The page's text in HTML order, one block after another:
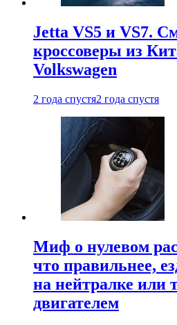
Jetta VS5 и VS7.
кроссоверы из
Volkswagen
2 года спустя2 года спустя
Миф о нулевом
что правильнее,
на нейтралке или
двигателем